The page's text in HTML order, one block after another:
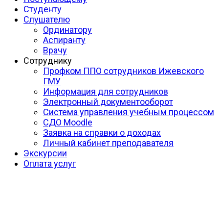
Студенту
Слушателю
Ординатору
Аспиранту
Врачу
Сотруднику
Профком ППО сотрудников Ижевского
ГМУ
Информация для сотрудников
Электронный документооборот
Система управления учебным процессом
СДО Moodle
Заявка на справки о доходах
Личный кабинет преподавателя
Экскурсии
Оплата услуг